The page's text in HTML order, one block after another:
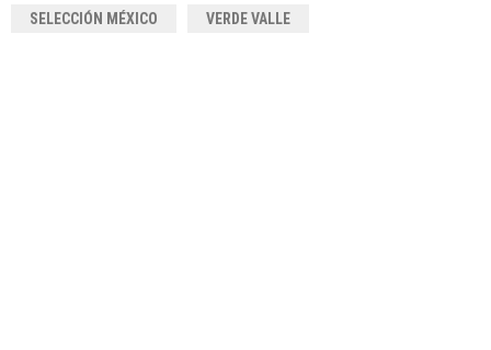
SELECCIÓN MÉXICO VERDE VALLE